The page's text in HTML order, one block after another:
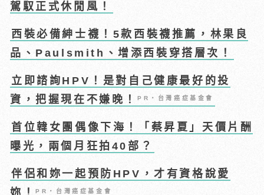
駕馭正式休閒風！
西裝必備紳士襪！5款西裝襪推薦，林果良
品、Paulsmith、增添西裝穿搭層次！
立即諮詢HPV！是對自己健康最好的投
資，把握現在不嫌晚！PR・台灣癌症基金會
首位韓女團偶像下海！「蔡昇夏」天價片酬
曝光，兩個月狂拍40部？
伴侶和妳一起預防HPV，才有資格說愛
PR・台灣癌症基金會